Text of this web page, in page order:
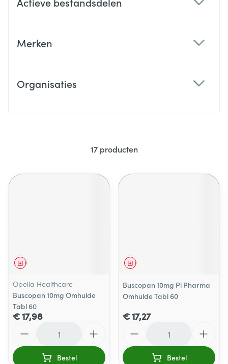
Merken
Organisaties
17producten
Geneesmiddel
Opella Healthcare
Buscopan 10mg Omhulde
Tabl 60
€ 17,98
Bestel
Geneesmiddel
Buscopan 10mg Pi Pharma
Omhulde Tabl 60
€ 17,27
Bestel